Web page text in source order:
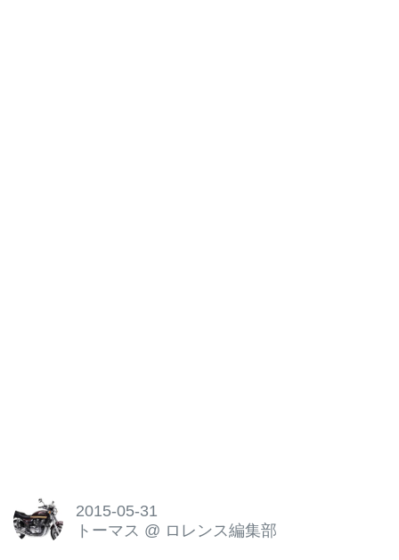
2015-05-31
トーマス @ ロレンス編集部